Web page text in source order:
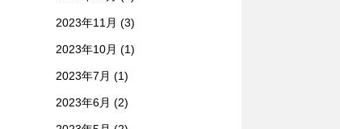
2023年11月 (3)
2023年10月 (1)
2023年7月 (1)
2023年6月 (2)